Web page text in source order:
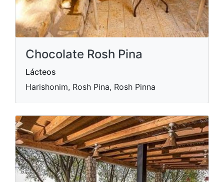
Chocolate Rosh Pina
Lácteos
Harishonim, Rosh Pina, Rosh Pinna